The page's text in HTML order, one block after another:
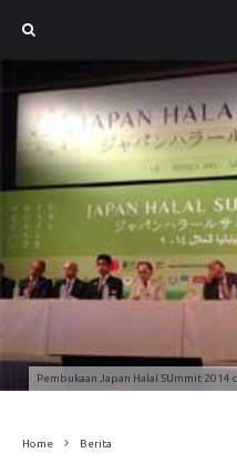
Pembukaan Japan Halal SUmmit
Home Berita